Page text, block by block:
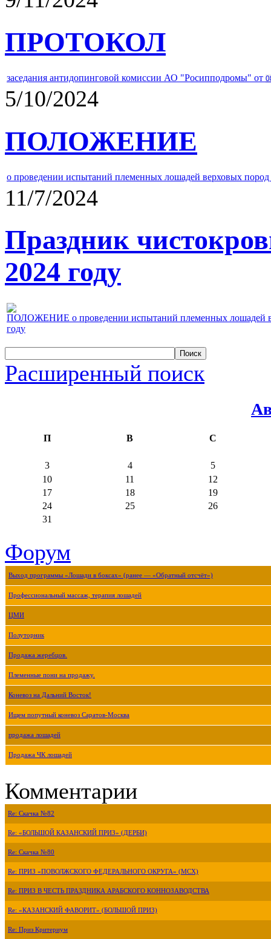
ПРОТОКОЛ
заседания антидопинговой комиссии АО "Росипподромы" от
5/10/2024
ПОЛОЖЕНИЕ
о проведении испытаний племенных лошадей верховых
11/7/2024
Праздник
2024 году
ПОЛОЖЕНИЕ о проведении испытаний племенных лошадей
году
Расширенный поиск
П В С
3 4
5
10
11
12
17
18
19
24
25
26
31
Форум
Выход программы «Лошади в боксах» (ранее — «Обратный отсчёт»)
Профессиональный массаж, терапия лошадей
ЦМИ
Полуторник
Продажа жеребцов.
Племенные пони на продажу.
Коневоз на Дальний Восток!
Ищем попутный коневоз Саратов-Москва
продажа лошадей
Продажа ЧК лошадей
Комментарии
Re: Скачка №82
Re: «БОЛЬШОЙ КАЗАНСКИЙ ПРИЗ» (ДЕРБИ)
Re: Скачка №80
Re: ПРИЗ «ПОВОЛЖСКОГО ФЕДЕРАЛЬНОГО ОКРУГА» (МСХ)
Re: ПРИЗ В ЧЕСТЬ ПРАЗДНИКА АРАБСКОГО КОННОЗАВОДСТВА
Re: «КАЗАНСКИЙ ФАВОРИТ» (БОЛЬШОЙ ПРИЗ)
Re: Приз Критериум